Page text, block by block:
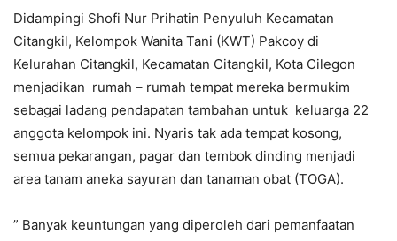
Didampingi Shofi Nur Prihatin Penyuluh Kecamatan
Citangkil, Kelompok Wanita Tani (KWT) Pakcoy di
Kelurahan Citangkil, Kecamatan Citangkil, Kota Cilegon
menjadikan rumah – rumah tempat mereka bermukim
sebagai ladang pendapatan tambahan untuk keluarga 22
anggota kelompok ini. Nyaris tak ada tempat kosong,
semua pekarangan, pagar dan tembok dinding menjadi
area tanam aneka sayuran dan tanaman obat (TOGA).
” Banyak keuntungan yang diperoleh dari pemanfaatan